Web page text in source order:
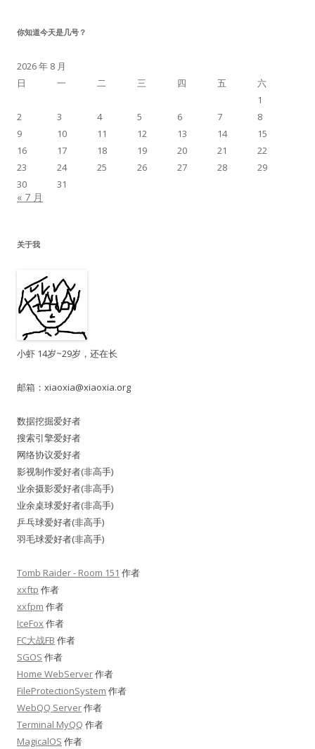
你知道今天是几号？
2026 年 8 月
日
一 二 三 四 五
六
1
2
3 4 5 6 7
8
9
10 11 12 13 14
15
16
17 18 19 20 21
22
23
24 25 26 27 28
29
30
31
« 7 月
关于我
小虾 14岁~29岁，还在长
邮箱： xiaoxia@xiaoxia.org
数据挖掘爱好者
搜索引擎爱好者
网络协议爱好者
影视制作爱好者(非高手)
业余摄影爱好者(非高手)
业余桌球爱好者(非高手)
乒乓球爱好者(非高手)
羽毛球爱好者(非高手)
Tomb Raider - Room 151 作者
xxftp 作者
xxfpm 作者
IceFox作者
FC大战FB 作者
SGOS 作者
Home WebServer作者
FileProtectionSystem 作者
WebQQ Server作者
Terminal MyQQ 作者
MagicalOS 作者